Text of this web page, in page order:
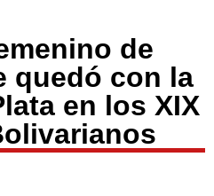
de
quedó con la
en los XIX